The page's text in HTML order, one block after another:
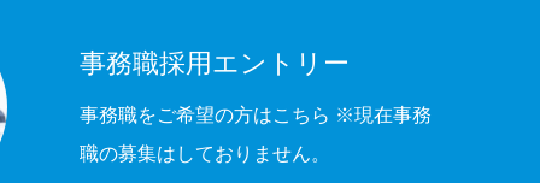
事務職採用エントリー
事務職をご希望の方はこちら ※現在事務
職の募集はしておりません。